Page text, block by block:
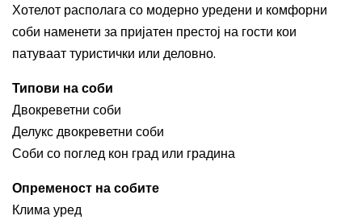
Хотелот располага со модерно уредени и комфорни
соби наменети за пријатен престој на гости кои
патуваат туристички или деловно.
Типови на соби
Двокреветни соби
Делукс двокреветни соби
Соби со поглед кон град или градина
Опременост на собите
Клима уред